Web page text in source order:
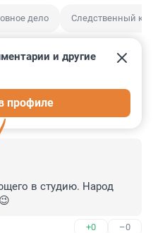
дело Следственный
и другие
профиле
в студию. Народ
+0 –0